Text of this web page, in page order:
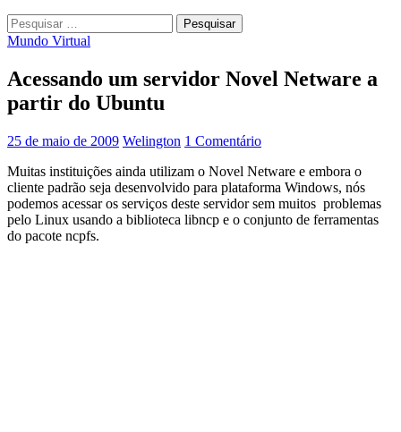
Pesquisar
por:
Mundo Virtual
Acessando um servidor Novel Netware a
partir do Ubuntu
25 de maio de 2009 Welington 1 Comentário
Muitas instituições ainda utilizam o Novel Netware e embora o
cliente padrão seja desenvolvido para plataforma Windows, nós
podemos acessar os serviços deste servidor sem muitos problemas
pelo Linux usando a biblioteca libncp e o conjunto de ferramentas
do pacote ncpfs.